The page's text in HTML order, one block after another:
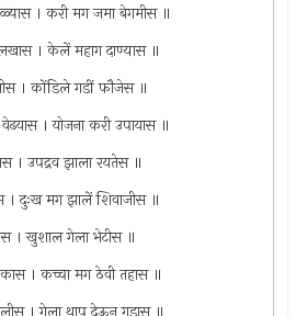
। करी मग जमा बेगमीस ॥
। केलें महाग दाण्यास ॥
। कोंडिले गडीं फौजेस ॥
। योजना करी उपायास ॥
। उपद्रव झाला रयतेस ॥
। दुःख मग झालें शिवाजीस ॥
। खुशाल गेला भेटीस ॥
। कच्चा मग ठेवी तहास ॥